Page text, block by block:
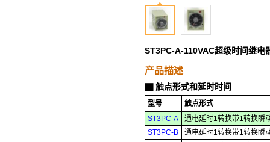
ST3PC-A-110VAC超级时间继电
产品描述
触点形式和延时时间
型号
触点形式
ST3PC-A
通电延时1转换带1转换瞬
ST3PC-B
通电延时1转换带1转换瞬